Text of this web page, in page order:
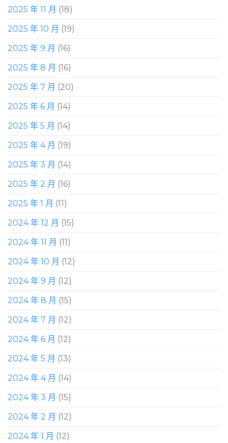
2025 年 11 月 (18)
2025 年 10 月 (19)
2025 年 9 月 (16)
2025 年 8 月 (16)
2025 年 7 月 (20)
2025 年 6 月 (14)
2025 年 5 月 (14)
2025 年 4 月 (19)
2025 年 3 月 (14)
2025 年 2 月 (16)
2025 年 1 月 (11)
2024 年 12 月 (15)
2024 年 11 月 (11)
2024 年 10 月 (12)
2024 年 9 月 (12)
2024 年 8 月 (15)
2024 年 7 月 (12)
2024 年 6 月 (12)
2024 年 5 月 (13)
2024 年 4 月 (14)
2024 年 3 月 (15)
2024 年 2 月 (12)
2024 年 1 月 (12)